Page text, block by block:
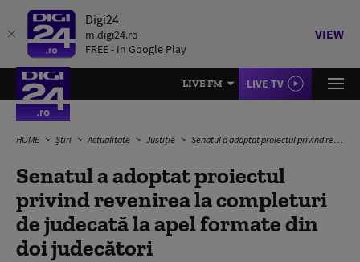
Digi24
m.digi24.ro
FREE - In Google Play
VIEW
LIVE FM LIVE TV
HOME Știri Actualitate Justiție Senatul a adoptat proiectul privind revenirea la completuri de judecată la apel formate din doi judecători
Senatul a adoptat proiectul
privind revenirea la completuri
de judecată la apel formate din
doi judecători